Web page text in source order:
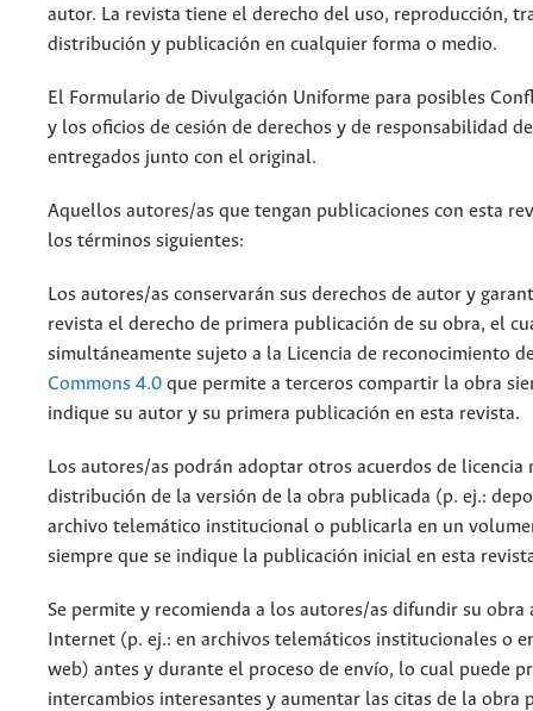
autor. La revista tiene el derecho del uso, reproducción,
distribución y publicación en cualquier forma o medio.
El Formulario de Divulgación Uniforme para posibles
y los oficios de cesión de derechos y de responsabilidad
entregados junto con el original.
Aquellos autores/as que tengan publicaciones con esta
los términos siguientes:
Los autores/as conservarán sus derechos de autor y
revista el derecho de primera publicación de su obra, el
simultáneamente sujeto a la Licencia de reconocimiento
Commons 4.0 que permite a terceros compartir la obra
indique su autor y su primera publicación en esta revista.
Los autores/as podrán adoptar otros acuerdos de licencia
distribución de la versión de la obra publicada (p. ej.:
archivo telemático institucional o publicarla en un
siempre que se indique la publicación inicial en esta
Se permite y recomienda a los autores/as difundir su obra
Internet (p. ej.: en archivos telemáticos institucionales o
web) antes y durante el proceso de envío, lo cual puede
intercambios interesantes y aumentar las citas de la obra